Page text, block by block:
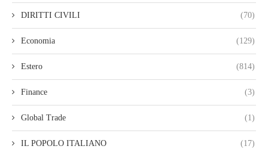
DIRITTI CIVILI (70)
Economia (129)
Estero (814)
Finance (3)
Global Trade (1)
IL POPOLO ITALIANO (17)